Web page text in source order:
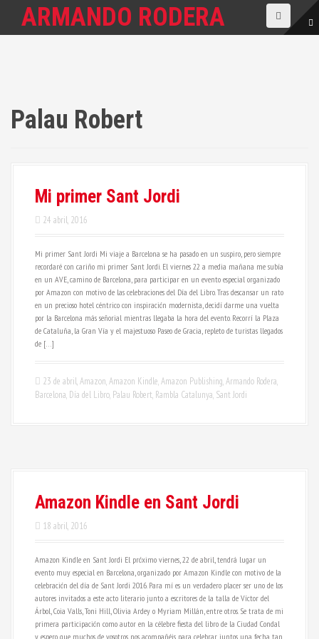
ARMANDO RODERA
Palau Robert
Mi primer Sant Jordi
24 abril, 2016
Mi primer Sant Jordi Mi viaje a Barcelona se ha pasado en un suspiro, pero siempre
recordaré con cariño mi primer Sant Jordi. El viernes 22 a media mañana me subía
en un AVE, camino de Barcelona, para participar en un evento especial organizado
por Amazon con motivo de las celebraciones del Día del Libro. Tras descansar un rato
en un precioso hotel céntrico con inspiración modernista, decidí darme una vuelta
por la Barcelona más señorial mientras llegaba la hora del evento. Recorrí la Plaza
de Cataluña, la Gran Vía y el majestuoso Paseo de Gracia, repleto de turistas llegados
de […]
23 de abril,Amazon,Amazon Kindle,Amazon Publishing,Armando Rodera,
Barcelona, Día del Libro, Palau Robert, Rambla Catalunya, Sant Jordi
Amazon Kindle en Sant Jordi
18 abril, 2016
Amazon Kindle en Sant Jordi El próximo viernes, 22 de abril, tendrá lugar un
evento muy especial en Barcelona, organizado por Amazon Kindle con motivo de la
celebración del día de Sant Jordi 2016. Para mí es un verdadero placer ser uno de los
autores invitados a este acto literario junto a escritores de la talla de Víctor del
Árbol, Coia Valls, Toni Hill, Olivia Ardey o Myriam Millán, entre otros. Se trata de mi
primera participación como autor en la célebre fiesta del libro de la Ciudad Condal
y espero que muchos de vosotros nos acompañéis para celebrar juntos una fecha tan